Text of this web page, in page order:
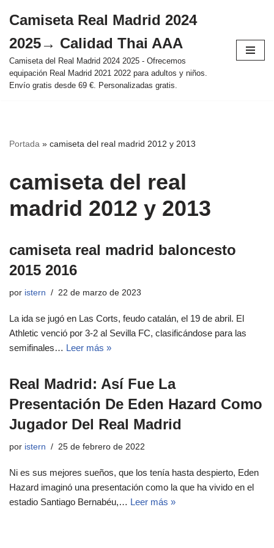
al
contenido
Camiseta Real Madrid 2024
2025→ Calidad Thai AAA
Camiseta del Real Madrid 2024 2025 - Ofrecemos
equipación Real Madrid 2021 2022 para adultos y niños.
Envío gratis desde 69 €. Personalizadas gratis.
Portada » camiseta del real madrid 2012 y 2013
camiseta del real
madrid 2012 y 2013
camiseta real madrid baloncesto
2015 2016
por istern 22 de marzo de 2023
La ida se jugó en Las Corts, feudo catalán, el 19 de abril. El
Athletic venció por 3-2 al Sevilla FC, clasificándose para las
semifinales… Leer más »
Real Madrid: Así Fue La
Presentación De Eden Hazard Como
Jugador Del Real Madrid
por istern 25 de febrero de 2022
Ni es sus mejores sueños, que los tenía hasta despierto, Eden
Hazard imaginó una presentación como la que ha vivido en el
estadio Santiago Bernabéu,… Leer más »